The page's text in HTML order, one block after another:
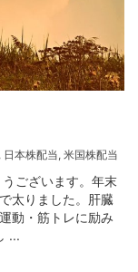
, 日本株配当, 米国株配当
ございます。年末
太りました。肝臓
動・筋トレに励み
...